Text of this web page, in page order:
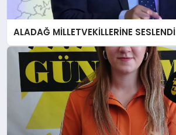
ALADAĞ MİLLETVEKİLLERİNE SESLENDİ